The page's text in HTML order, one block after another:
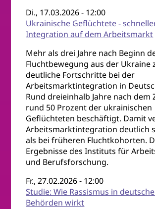
Di., 17.03.2026 - 12:00
Ukrainische Geflüchtete -
Integration auf dem Arbeitsmarkt
Mehr als drei Jahre nach Beginn
Fluchtbewegung aus der Ukraine
deutliche Fortschritte bei der
Arbeitsmarktintegration in
Rund dreieinhalb Jahre nach dem
rund 50 Prozent der ukrainischen
Geflüchteten beschäftigt. Damit
Arbeitsmarktintegration deutlich
als bei früheren Fluchtkohorten.
Ergebnisse des Instituts für
und Berufsforschung.
Fr., 27.02.2026 - 12:00
Studie: Wie Rassismus in
Behörden wirkt